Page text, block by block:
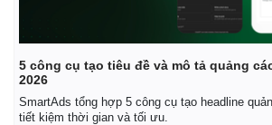
5 công cụ tạo tiêu đề và mô tả quảng
2026
SmartAds tổng hợp 5 công cụ tạo headline
tiết kiệm thời gian và tối ưu.